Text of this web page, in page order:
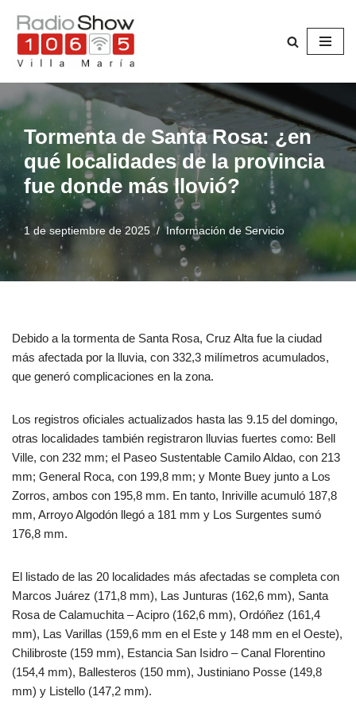
Saltar
al
contenido
Tormenta de Santa Rosa: ¿en
qué localidades de la provincia
fue donde más llovió?
1 de septiembre de 2025 Información de Servicio
Debido a la tormenta de Santa Rosa, Cruz Alta fue la ciudad
más afectada por la lluvia, con 332,3 milímetros acumulados,
que generó complicaciones en la zona.
Los registros oficiales actualizados hasta las 9.15 del domingo,
otras localidades también registraron lluvias fuertes como: Bell
Ville, con 232 mm; el Paseo Sustentable Camilo Aldao, con 213
mm; General Roca, con 199,8 mm; y Monte Buey junto a Los
Zorros, ambos con 195,8 mm. En tanto, Inriville acumuló 187,8
mm, Arroyo Algodón llegó a 181 mm y Los Surgentes sumó
176,8 mm.
El listado de las 20 localidades más afectadas se completa con
Marcos Juárez (171,8 mm), Las Junturas (162,6 mm), Santa
Rosa de Calamuchita – Acipro (162,6 mm), Ordóñez (161,4
mm), Las Varillas (159,6 mm en el Este y 148 mm en el Oeste),
Chilibroste (159 mm), Estancia San Isidro – Canal Florentino
(154,4 mm), Ballesteros (150 mm), Justiniano Posse (149,8
mm) y Listello (147,2 mm).